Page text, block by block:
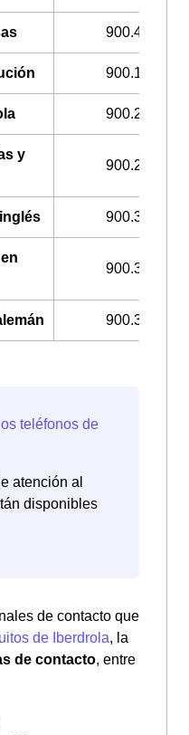
900.400.408
900.171.171
900.225.235
y
900.224.522
900.322.044
900.322.033
900.322.049
atención al
disponibles
de contacto que
de Iberdrola, la
de contacto, entre